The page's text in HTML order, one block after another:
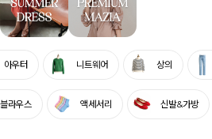
아우터 니트웨어 상의
라우스 액세서리 신발&가방